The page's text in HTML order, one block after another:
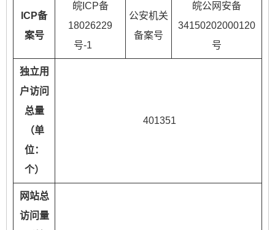
ICP备
案号
皖ICP备
18026229
号-1
公安机关
备案号
皖公网安备
34150202000120
号
独立用
户访问
总量
（单
位：
个）
401351
网站总
访问量